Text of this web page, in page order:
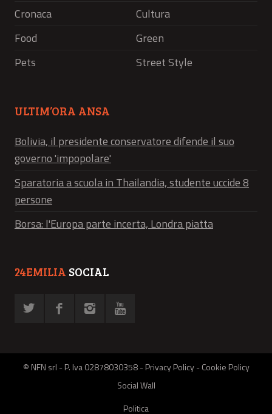
Cronaca
Cultura
Food
Green
Pets
Street Style
ULTIM’ORA ANSA
Bolivia, il presidente conservatore difende il suo
governo 'impopolare'
Sparatoria a scuola in Thailandia, studente uccide 8
persone
Borsa: l'Europa parte incerta, Londra piatta
24EMILIA SOCIAL
© NFN srl - P. Iva 02878030358 -Privacy Policy-Cookie Policy
Social Wall
Politica